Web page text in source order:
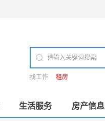
找工作 租房
生活服务 房产信息